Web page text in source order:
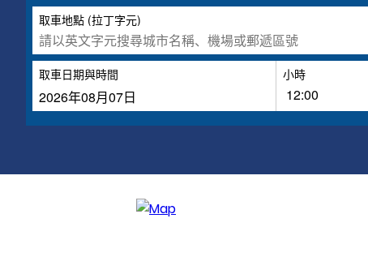
取車地點 (拉丁字元)
取車日期與時間 小時